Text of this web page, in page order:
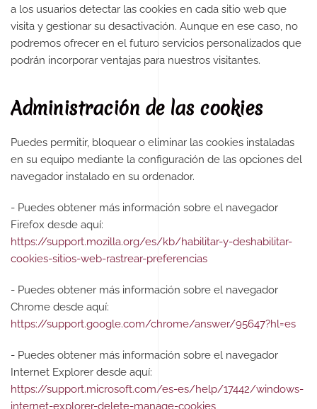
a los usuarios detectar las cookies en cada sitio web que
visita y gestionar su desactivación. Aunque en ese caso, no
podremos ofrecer en el futuro servicios personalizados que
podrán incorporar ventajas para nuestros visitantes.
Administración de las cookies
Puedes permitir, bloquear o eliminar las cookies instaladas
en su equipo mediante la configuración de las opciones del
navegador instalado en su ordenador.
- Puedes obtener más información sobre el navegador
Firefox desde aquí:
https://support.mozilla.org/es/kb/habilitar-y-deshabilitar-
cookies-sitios-web-rastrear-preferencias
- Puedes obtener más información sobre el navegador
Chrome desde aquí:
https://support.google.com/chrome/answer/95647?hl=es
- Puedes obtener más información sobre el navegador
Internet Explorer desde aquí:
https://support.microsoft.com/es-es/help/17442/windows-
internet-explorer-delete-manage-cookies